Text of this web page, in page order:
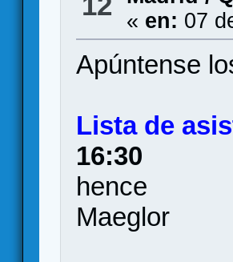
« en: 07
Apúntense
Lista de
16:30
hence
Maeglor